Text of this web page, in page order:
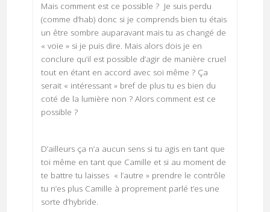
Mais comment est ce possible ? Je suis perdu
(comme d’hab) donc si je comprends bien tu étais
un être sombre auparavant mais tu as changé de
« voie » si je puis dire. Mais alors dois je en
conclure qu’il est possible d’agir de manière cruel
tout en étant en accord avec soi même ? Ça
serait « intéressant » bref de plus tu es bien du
coté de la lumière non ? Alors comment est ce
possible ?
D’ailleurs ça n’a aucun sens si tu agis en tant que
toi même en tant que Camille et si au moment de
te battre tu laisses « l’autre » prendre le contrôle
tu n’es plus Camille à proprement parlé t’es une
sorte d’hybride.